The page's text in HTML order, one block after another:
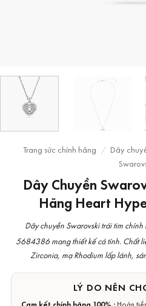
Trang sức chính hãng / Dây
Dây Chuyền
Hãng Heart
Dây chuyền Swarovski trái tim
5684386 mang thiết kế cá tính. Chất
Zirconia, mạ Rhodium lấp lánh,
LÝ DO NÊN